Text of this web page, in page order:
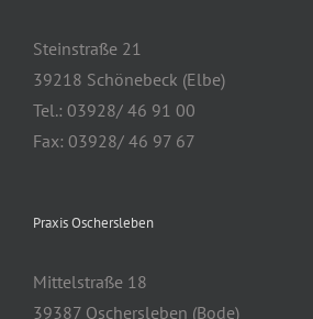
Steinstraße 21
39218 Schönebeck (Elbe)
Tel.: 03928/ 46 91 00
Fax: 03928/ 46 97 67
Praxis Oschersleben
Mittelstraße 18
39387 Oschersleben (Bode)